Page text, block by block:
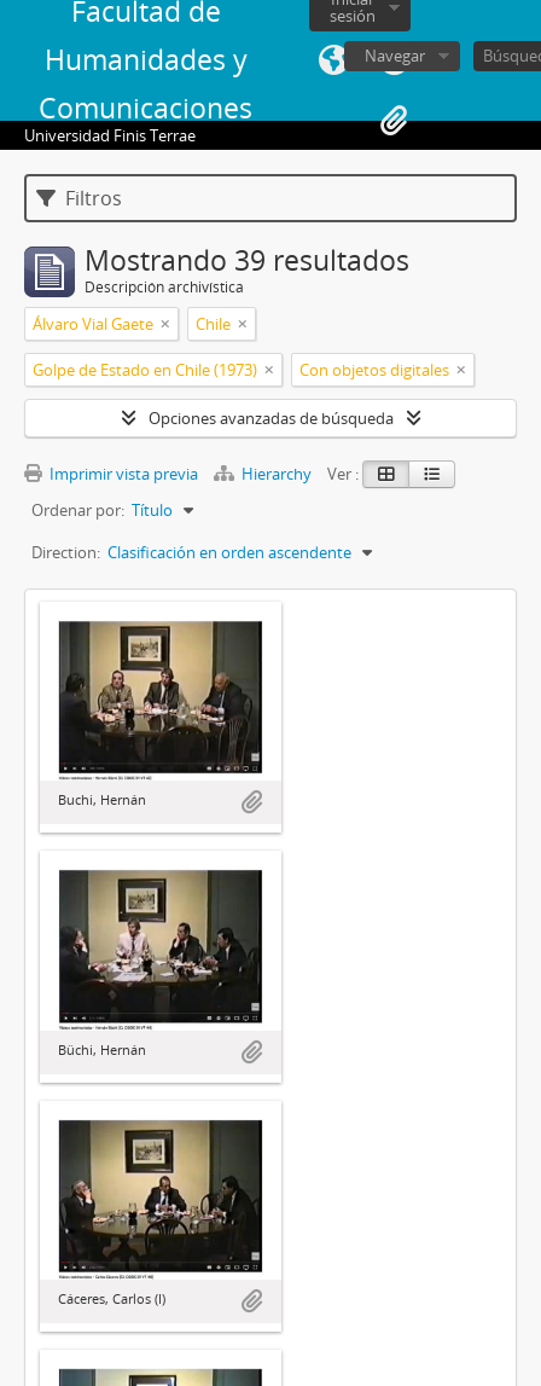
Facultad de
Humanidades y
Comunicaciones
sesión
Navegar
Universidad Finis Terrae
Filtros
Mostrando 39 resultados
Descripción archivística
Álvaro Vial Gaete Chile
Golpe de Estado en Chile (1973) Con objetos digitales
Opciones avanzadas de búsqueda
Imprimir vista previa Hierarchy
Ver :
Ordenar por: Título
Direction: Clasificación en orden ascendente
Buchi, Hernán
Büchi, Hernán
Cáceres, Carlos (I)